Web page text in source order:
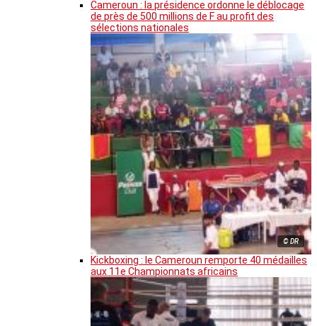
Cameroun : la présidence ordonne le déblocage
de près de 500 millions de F au profit des
sélections nationales
© DR
Kickboxing : le Cameroun remporte 40 médailles
aux 11e Championnats africains